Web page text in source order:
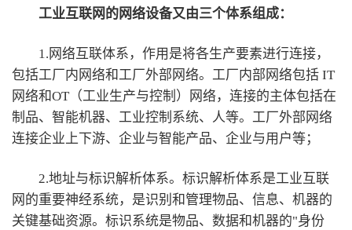
工业互联网的网络设备又由三个体系组成：
1.网络互联体系，作用是将各生产要素进行连接，
包括工厂内网络和工厂外部网络。工厂内部网络包括 IT
网络和OT（工业生产与控制）网络，连接的主体包括在
制品、智能机器、工业控制系统、人等。工厂外部网络
连接企业上下游、企业与智能产品、企业与用户等；
2.地址与标识解析体系。标识解析体系是工业互联
网的重要神经系统，是识别和管理物品、信息、机器的
关键基础资源。标识系统是物品、数据和机器的"身份